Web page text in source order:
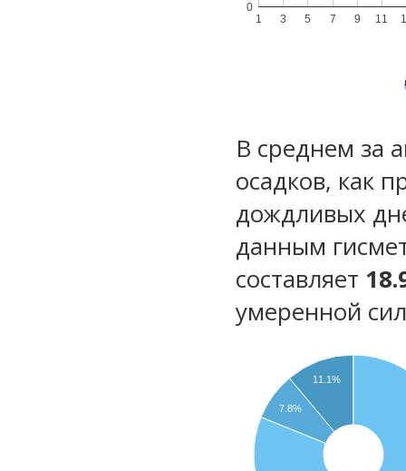
1 3 5 7 9 11
0
В среднем за
осадков, как
дождливых
данным
составляет
умеренной
11.1%
7.8%